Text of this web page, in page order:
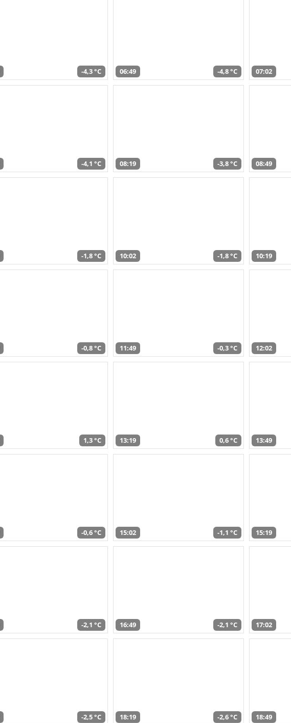
-4,3 °C 06:49 -4,8 °C 07:02
-4,1 °C 08:19 -3,8 °C 08:49
-1,8 °C 10:02 -1,8 °C 10:19
-0,8 °C 11:49 -0,3 °C 12:02
1,3 °C 13:19 0,6 °C 13:49
-0,6 °C 15:02 -1,1 °C 15:19
-2,1 °C 16:49 -2,1 °C 17:02
-2,5 °C 18:19 -2,6 °C 18:49